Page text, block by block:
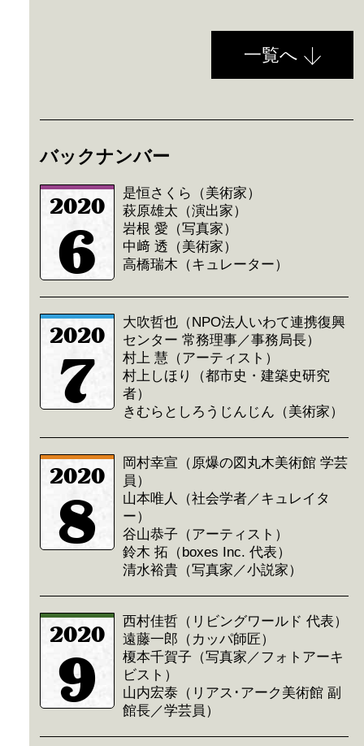
一覧へ
バックナンバー
2020
6
是恒さくら（美術家）
萩原雄太（演出家）
岩根 愛（写真家）
中﨑 透（美術家）
高橋瑞木（キュレーター）
2020
7
大吹哲也（NPO法人いわて連携復興
センター 常務理事／事務局長）
村上 慧（アーティスト）
村上しほり（都市史・建築史研究
者）
きむらとしろうじんじん（美術家）
2020
8
岡村幸宣（原爆の図丸木美術館 学芸
員）
山本唯人（社会学者／キュレイタ
ー）
谷山恭子（アーティスト）
鈴木 拓（boxes Inc. 代表）
清水裕貴（写真家／小説家）
2020
9
西村佳哲（リビングワールド 代表）
遠藤一郎（カッパ師匠）
榎本千賀子（写真家／フォトアーキ
ビスト）
山内宏泰（リアス･アーク美術館 副
館長／学芸員）